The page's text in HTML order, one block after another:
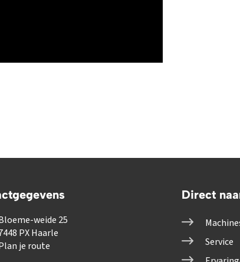
weide 25
PX Haarle
je route
Direct
Service